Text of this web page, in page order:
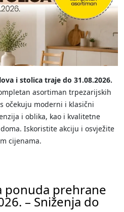
i stolica traje do 31.08.2026.
asortiman trpezarijskih
očekuju moderni i klasični
i oblika, kao i kvalitetne
Iskoristite akciju i osvježite
cijenama.
ponuda prehrane
– Sniženja do